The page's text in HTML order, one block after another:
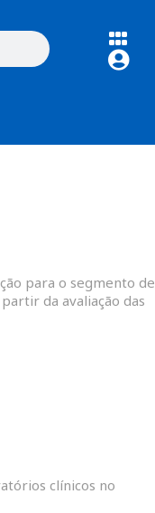
para o segmento de
da avaliação das
clínicos no